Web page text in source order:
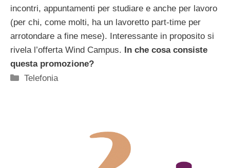
incontri, appuntamenti per studiare e anche per lavoro
(per chi, come molti, ha un lavoretto part-time per
arrotondare a fine mese). Interessante in proposito si
rivela l’offerta Wind Campus. In che cosa consiste
questa promozione?
Categorie
Telefonia